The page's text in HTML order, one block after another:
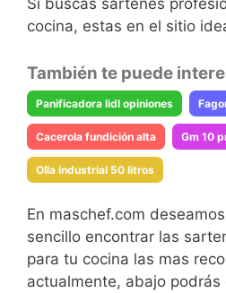
Si buscas sartenes
cocina, estas en el sitio
También te puede
Panificadora lidl opiniones
Cacerola fundición alta Gm 10
Olla industrial 50 litros
En maschef.com
sencillo encontrar las
para tu cocina las mas
actualmente, abajo